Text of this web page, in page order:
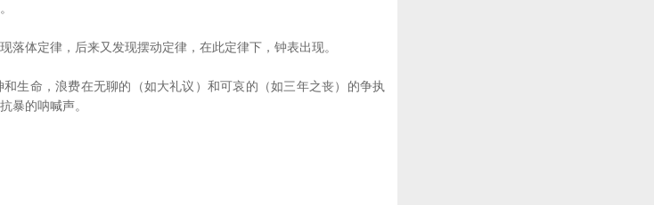
定律，后来又发现摆动定律，在此定律下，钟表出现。
命，浪费在无聊的（如大礼议）和可哀的（如三年之丧）的争执
暴的呐喊声。